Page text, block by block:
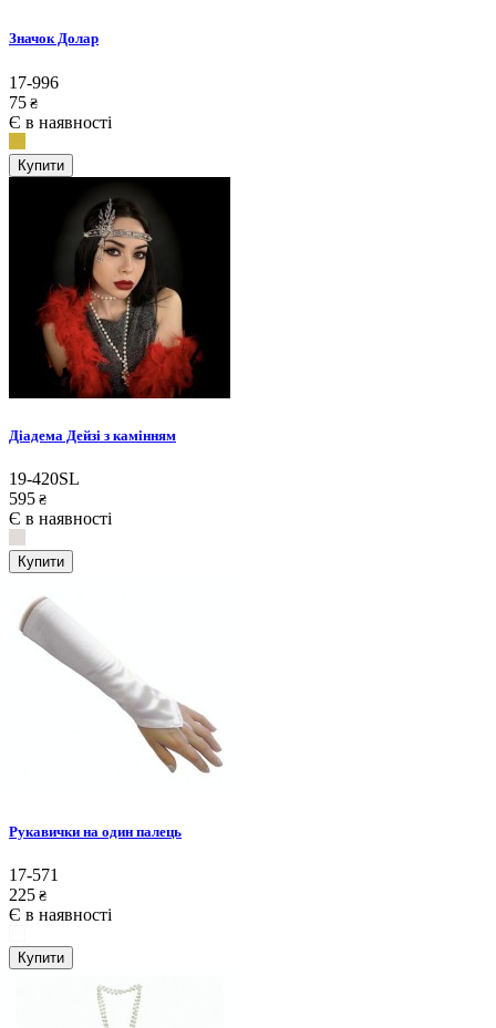
Значок Долар
17-996
75 ₴
Є в наявності
Купити
Діадема Дейзі з камінням
19-420SL
595 ₴
Є в наявності
Купити
Рукавички на один палець
17-571
225 ₴
Є в наявності
Купити